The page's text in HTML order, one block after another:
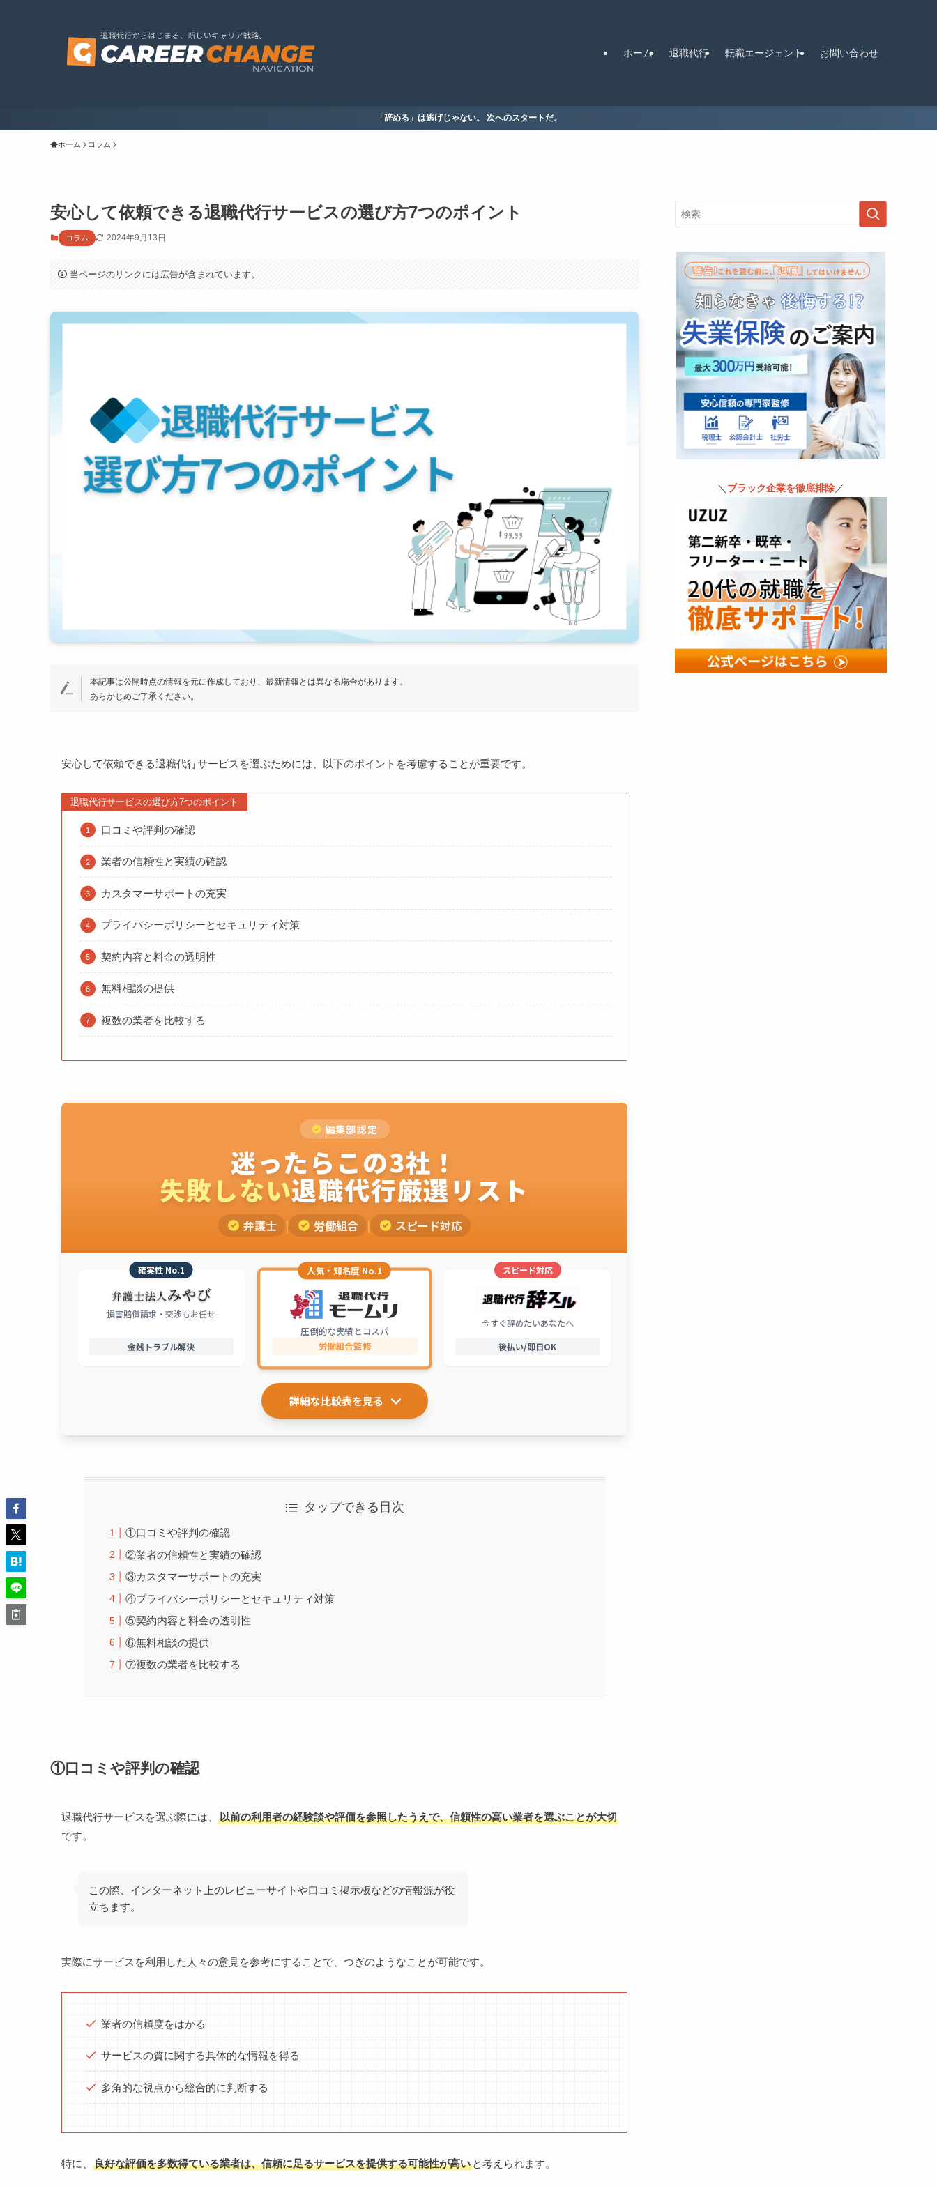
ホーム 退職代行 転職エージェント お問い合わせ
「辞める」は逃げじゃない。 次へのスタートだ。
ホーム コラム
安心して依頼できる退職代行サービスの選び方7つのポイント
コラム 2024年9月13日
当ページのリンクには広告が含まれています。
本記事は公開時点の情報を元に作成しており、最新情報とは異なる場合があります。
あらかじめご了承ください。
安心して依頼できる退職代行サービスを選ぶためには、以下のポイントを考慮することが重要です。
退職代行サービスの選び方7つのポイント
口コミや評判の確認
業者の信頼性と実績の確認
カスタマーサポートの充実
プライバシーポリシーとセキュリティ対策
契約内容と料金の透明性
無料相談の提供
複数の業者を比較する
編集部認定
迷ったらこの3社！
失敗しない退職代行厳選リスト
弁護士 | 労働組合 | スピード対応
確実性 No.1
損害賠償請求・交渉もお任せ
金銭トラブル解決
人気・知名度 No.1
圧倒的な実績とコスパ
労働組合監修
スピード対応
今すぐ辞めたいあなたへ
後払い/即日OK
詳細な比較表を見る
タップできる目次
①口コミや評判の確認
②業者の信頼性と実績の確認
③カスタマーサポートの充実
④プライバシーポリシーとセキュリティ対策
⑤契約内容と料金の透明性
⑥無料相談の提供
⑦複数の業者を比較する
①口コミや評判の確認
退職代行サービスを選ぶ際には、
以前の利用者の経験談や評価を参照したうえで、信頼性の高い業者を選ぶことが大切
です。
この際、インターネット上のレビューサイトや口コミ掲示板などの情報源が役
立ちます。
実際にサービスを利用した人々の意見を参考にすることで、つぎのようなことが可能です。
業者の信頼度をはかる
サービスの質に関する具体的な情報を得る
多角的な視点から総合的に判断する
特に、 良好な評価を多数得ている業者は、信頼に足るサービスを提供する可能性が高い と考えられます。
＼ ブラック企業を徹底排除／